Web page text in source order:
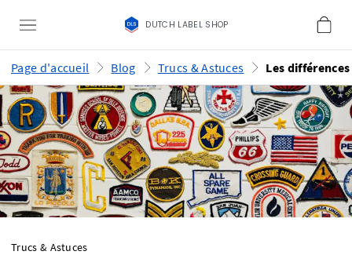
DUTCH LABEL SHOP
Page d'accueil Blog Trucs & Astuces
Trucs & Astuces